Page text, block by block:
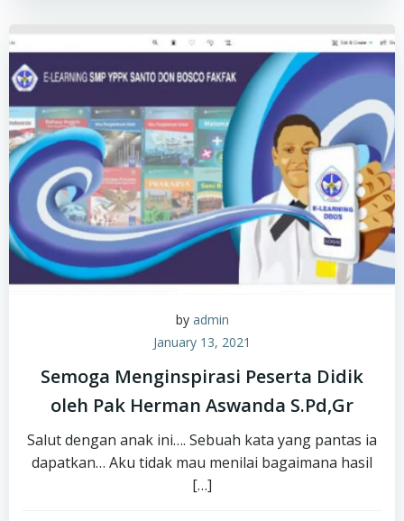
by admin
January 13, 2021
Semoga Menginspirasi Peserta Didik
oleh Pak Herman Aswanda S.Pd,Gr
Salut dengan anak ini…. Sebuah kata yang pantas ia
dapatkan… Aku tidak mau menilai bagaimana hasil
[…]